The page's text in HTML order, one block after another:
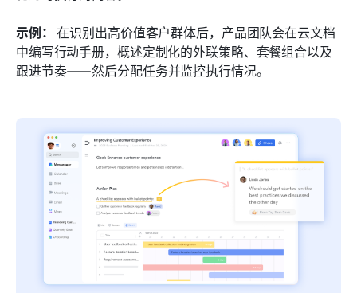
示例： 在识别出高价值客户群体后，产品团队会在云文档
中编写行动手册，概述定制化的外联策略、套餐组合以及
跟进节奏——然后分配任务并监控执行情况。